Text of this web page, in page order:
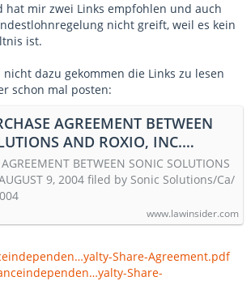
hat mir zwei Links empfohlen und auch
nicht greift, weil es kein
ist.
dazu gekommen die Links zu lesen
schon mal posten:
AGREEMENT BETWEEN
AND ROXIO, INC.
Law InsiderBETWEEN SONIC SOLUTIONS
9, 2004 filed by Sonic Solutions/Ca/
www.lawinsider.com
Share-Agreement.pdf
Share-